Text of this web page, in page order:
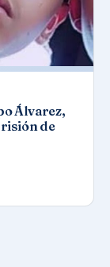
Álvarez,
de